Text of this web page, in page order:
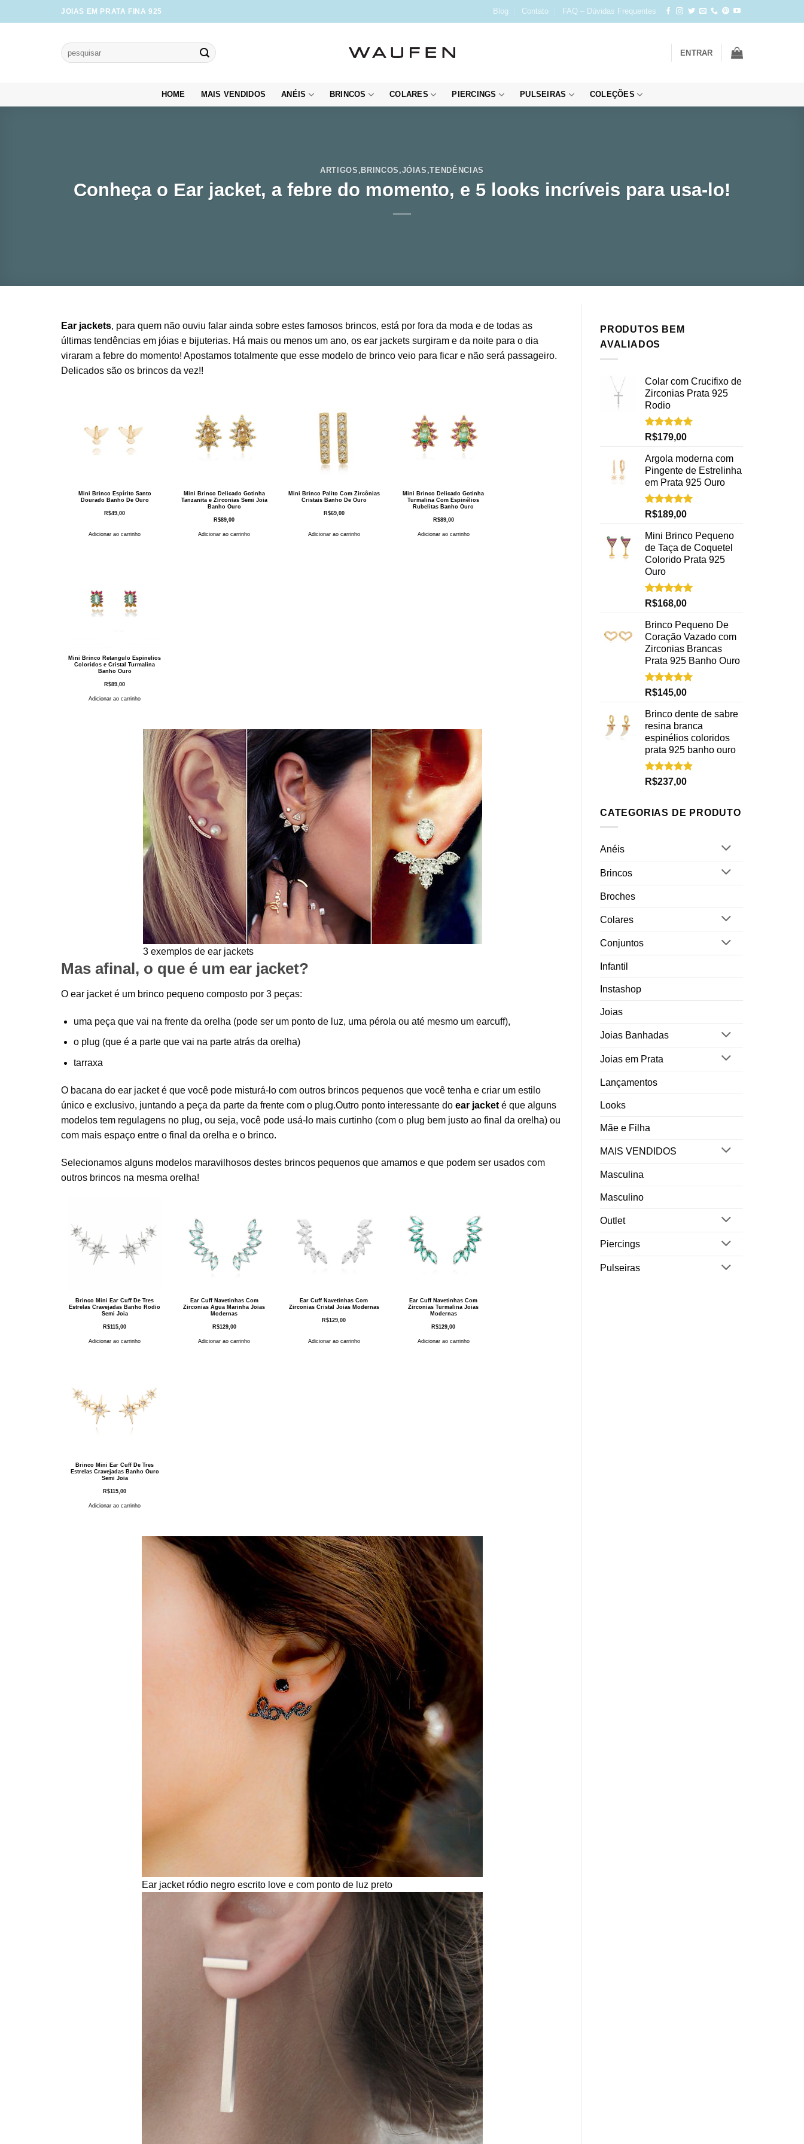
to
JOIAS EM PRATA FINA 925 Blog Contato FAQ – Dúvidas Frequentes
Pesquisar
por:
ENTRAR
HOME MAIS VENDIDOS ANÉIS BRINCOS COLARES PIERCINGS PULSEIRAS COLEÇÕES
ARTIGOS , BRINCOS ,JÓIAS ,TENDÊNCIAS
Conheça o Ear jacket, a febre do momento, e 5 looks incríveis para usa-lo!
Ear jackets, para quem não ouviu falar ainda sobre estes famosos brincos, está por fora da moda e de todas as
últimas tendências em jóias e bijuterias. Há mais ou menos um ano, os ear jackets surgiram e da noite para o dia
viraram a febre do momento! Apostamos totalmente que esse modelo de brinco veio para ficar e não será passageiro.
Delicados são os brincos da vez!!
Mini Brinco Espírito Santo
Dourado Banho De Ouro
R$49,00
Adicionar ao carrinho
Mini Brinco Delicado Gotinha
Tanzanita e Zirconias Semi Joia
Banho Ouro
R$89,00
Adicionar ao carrinho
Mini Brinco Palito Com Zircônias
Cristais Banho De Ouro
R$69,00
Adicionar ao carrinho
Mini Brinco Delicado Gotinha
Turmalina Com Espinélios
Rubelitas Banho Ouro
R$89,00
Adicionar ao carrinho
Mini Brinco Retangulo Espinelios
Coloridos e Cristal Turmalina
Banho Ouro
R$89,00
Adicionar ao carrinho
3 exemplos de ear jackets
Mas afinal, o que é um ear jacket?
O ear jacket é um brinco pequeno composto por 3 peças:
uma peça que vai na frente da orelha (pode ser um ponto de luz, uma pérola ou até mesmo um earcuff),
o plug (que é a parte que vai na parte atrás da orelha)
tarraxa
O bacana do ear jacket é que você pode misturá-lo com outros brincos pequenos que você tenha e criar um estilo
único e exclusivo, juntando a peça da parte da frente com o plug.Outro ponto interessante do ear jacket é que alguns
modelos tem regulagens no plug, ou seja, você pode usá-lo mais curtinho (com o plug bem justo ao final da orelha) ou
com mais espaço entre o final da orelha e o brinco.
Selecionamos alguns modelos maravilhosos destes brincos pequenos que amamos e que podem ser usados com
outros brincos na mesma orelha!
Brinco Mini Ear Cuff De Tres
Estrelas Cravejadas Banho Rodio
Semi Joia
R$115,00
Adicionar ao carrinho
Ear Cuff Navetinhas Com
Zirconias Agua Marinha Joias
Modernas
R$129,00
Adicionar ao carrinho
Ear Cuff Navetinhas Com
Zirconias Cristal Joias Modernas
R$129,00
Adicionar ao carrinho
Ear Cuff Navetinhas Com
Zirconias Turmalina Joias
Modernas
R$129,00
Adicionar ao carrinho
Brinco Mini Ear Cuff De Tres
Estrelas Cravejadas Banho Ouro
Semi Joia
R$115,00
Adicionar ao carrinho
Ear jacket ródio negro escrito love e com ponto de luz preto
PRODUTOS BEM
AVALIADOS
Colar com Crucifixo de
Zirconias Prata 925
Rodio
Avaliação
5.00
de 5
R$179,00
Argola moderna com
Pingente de Estrelinha
em Prata 925 Ouro
Avaliação
5.00
de 5
R$189,00
Mini Brinco Pequeno
de Taça de Coquetel
Colorido Prata 925
Ouro
Avaliação
5.00
de 5
R$168,00
Brinco Pequeno De
Coração Vazado com
Zirconias Brancas
Prata 925 Banho Ouro
Avaliação
5.00
de 5
R$145,00
Brinco dente de sabre
resina branca
espinélios coloridos
prata 925 banho ouro
Avaliação
5.00
de 5
R$237,00
CATEGORIAS DE PRODUTO
Anéis
Brincos
Broches
Colares
Conjuntos
Infantil
Instashop
Joias
Joias Banhadas
Joias em Prata
Lançamentos
Looks
Mãe e Filha
MAIS VENDIDOS
Masculina
Masculino
Outlet
Piercings
Pulseiras